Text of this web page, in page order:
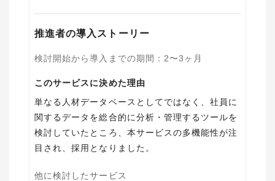
推進者の導入ストーリー
検討開始から導入までの期間 ： 2〜3ヶ月
このサービスに決めた理由
単なる人材データベースとしてではなく、社員に
関するデータを総合的に分析・管理するツールを
検討していたところ、本サービスの多機能性が注
目され、採用となりました。
他に検討したサービス